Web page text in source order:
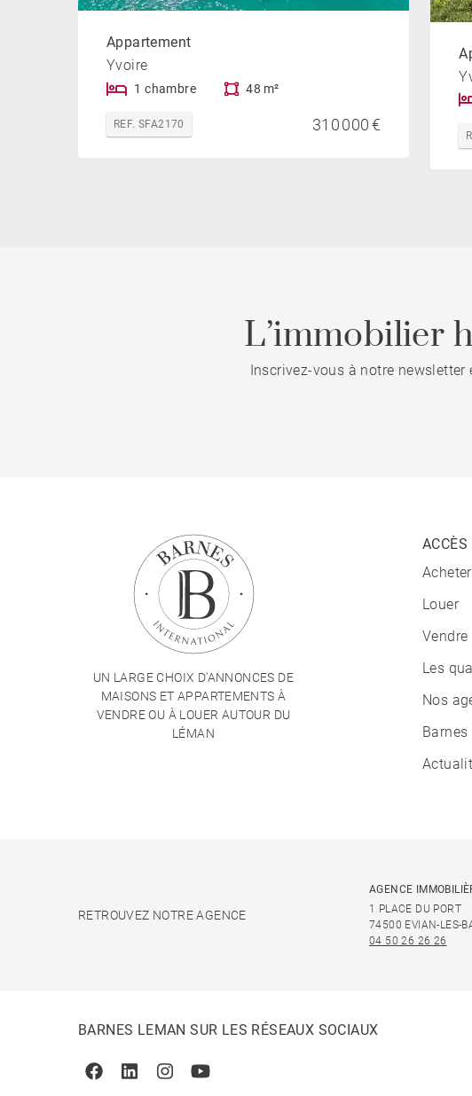
Appartement
Yvoire
1 chambre 48 m²
REF. SFA2170 310 000 €
L’immobilier
Inscrivez-vous à notre
UN LARGE CHOIX D'ANNONCES DE
MAISONS ET APPARTEMENTS À
VENDRE OU À LOUER AUTOUR DU
LÉMAN
ACCÈS
Acheter
Louer
Vendre
Les
Nos
Barnes
RETROUVEZ NOTRE AGENCE
AGENCE
1 PLACE DU PORT
74500 EVIAN-LES-
04 50 26 26 26
BARNES LEMAN SUR LES RÉSEAUX SOCIAUX
FacebookLinkedinInstagramYoutube